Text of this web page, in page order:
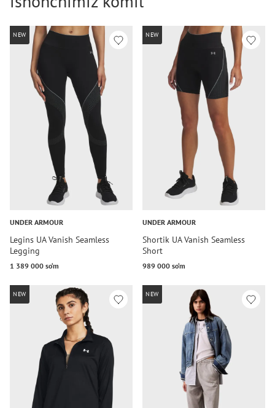
NEW
UNDER ARMOUR
Legins UA Vanish Seamless
Legging
1 389 000 so‘m
NEW
UNDER ARMOUR
Shortik UA Vanish Seamless
Short
989 000 so‘m
NEW NEW